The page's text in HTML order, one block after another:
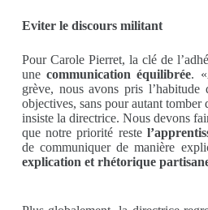
Eviter le discours militant
Pour Carole Pierret, la clé de
unecommunication équilibrée.
grève, nous avons pris l’habitude
objectives, sans pour autant tomber
insiste la directrice. Nous devons
que notre priorité reste
de communiquer de manière
explication et rhétorique